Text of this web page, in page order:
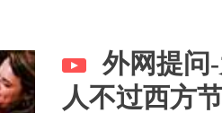
外网提问
人不过西方